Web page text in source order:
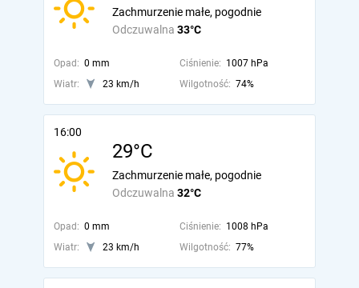
Odczuwalna 33°C
Zachmurzenie małe, pogodnie
Opad: 0 mm Ciśnienie: 1007 hPa
Wiatr:
23 km/h Wilgotność: 74%
16:00
29°C
Odczuwalna 32°C
Zachmurzenie małe, pogodnie
Opad: 0 mm Ciśnienie: 1008 hPa
Wiatr:
23 km/h Wilgotność: 77%